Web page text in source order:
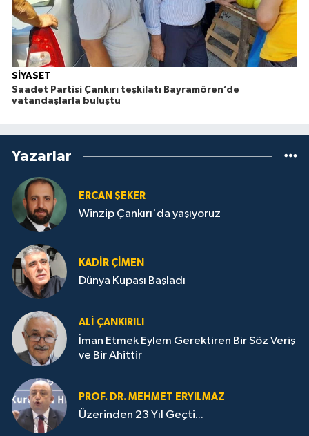
SİYASET
Saadet Partisi Çankırı teşkilatı Bayramören’de
vatandaşlarla buluştu
Yazarlar
ERCAN ŞEKER
Winzip Çankırı'da yaşıyoruz
KADIR ÇIMEN
Dünya Kupası Başladı
ALI ÇANKIRILI
İman Etmek Eylem Gerektiren Bir Söz Veriş
ve Bir Ahittir
PROF. DR. MEHMET ERYILMAZ
Üzerinden 23 Yıl Geçti...